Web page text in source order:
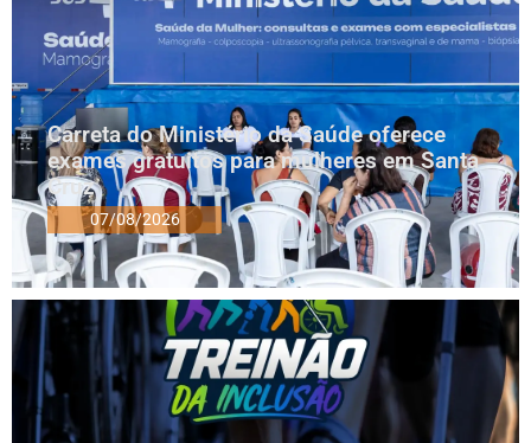
Carreta do Ministério da Saúde oferece
exames gratuitos para mulheres em Santa
Cruz
07/08/2026